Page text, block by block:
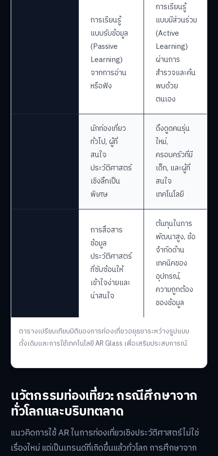
ตารางเปรียบเทียบมิติของการท่องเที่ยวอยุธยาระหว่างรูปแบบ
ดั้งเดิมและการใช้เทคโนโลยี AR Glass เพื่อเสริมประสบการณ์
การเรียนรู้
แบบรับข้อมูล
(Passive
Learning)
จากการอ่าน
หรือฟัง
การเรียนรู้
แบบมีส่วนร่วม
(Active
Learning)
ผ่านการ
สำรวจและค้น
พบด้วย
ตนเอง
นักท่องเที่ยว
ทั่วไป, ผู้ที่
สนใจ
ประวัติศาสตร์
เชิงลึกเป็น
พิเศษ
ดึงดูดคนรุ่น
ใหม่,
ครอบครัวที่มี
เด็ก, และผู้ที่
สนใจ
เทคโนโลยี
การสื่อสาร
ข้อมูล
ประวัติศาสตร์
ที่ซับซ้อนให้
เข้าใจง่ายและ
น่าสนใจ
ต้นทุนในการ
พัฒนาสูง, ข้อ
จำกัดด้าน
เทคนิคของ
อุปกรณ์,
ความถูกต้อง
ของข้อมูล
นวัตกรรมท่องเที่ยว: กรณีศึกษาจาก
ทั่วโลกและบริบทตลาด
แนวคิดการใช้ AR ในการท่องเที่ยวเชิงประวัติศาสตร์ไม่ใช่
เรื่องใหม่ แต่เป็นเทรนด์ที่เกิดขึ้นแล้วทั่วโลก การศึกษาจาก